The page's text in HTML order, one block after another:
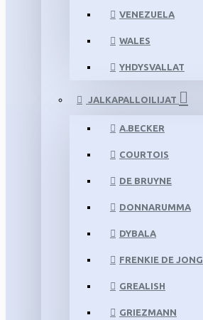
VENEZUELA
WALES
YHDYSVALLAT
JALKAPALLOILIJAT
A.BECKER
COURTOIS
DE BRUYNE
DONNARUMMA
DYBALA
FRENKIE DE JONG
GREALISH
GRIEZMANN